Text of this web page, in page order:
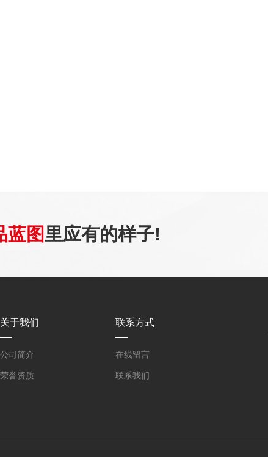
蓝图里应有的样子!
关于我们
公司简介
荣誉资质
联系方式
在线留言
联系我们